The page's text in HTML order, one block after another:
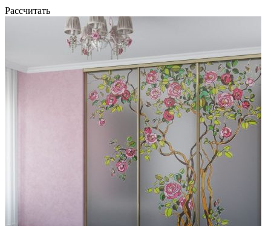
Рассчитать